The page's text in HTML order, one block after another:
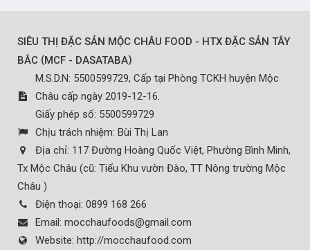
SIÊU THỊ ĐẶC SẢN MỘC CHÂU FOOD - HTX ĐẶC SẢN TÂY
BẮC (MCF - DASATABA)
M.S.D.N: 5500599729, Cấp tại Phòng TCKH huyện Mộc
Châu cấp ngày 2019-12-16.
Giấy phép số: 5500599729
Chịu trách nhiệm: Bùi Thị Lan
Địa chỉ: 117 Đường Hoàng Quốc Việt, Phường Bình Minh,
Tx Mộc Châu (cũ: Tiểu Khu vườn Đào, TT Nông trường Mộc
Châu )
Điện thoại: 0899 168 266
Email: mocchaufoods@gmail.com
Website: http://mocchaufood.com